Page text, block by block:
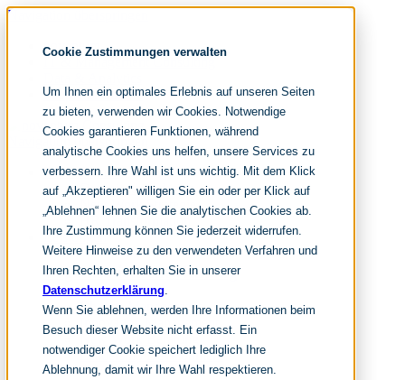
Cookie Zustimmungen verwalten
Um Ihnen ein optimales Erlebnis auf unseren Seiten
zu bieten, verwenden wir Cookies. Notwendige
Cookies garantieren Funktionen, während
analytische Cookies uns helfen, unsere Services zu
verbessern. Ihre Wahl ist uns wichtig. Mit dem Klick
auf „Akzeptieren" willigen Sie ein oder per Klick auf
„Ablehnen“ lehnen Sie die analytischen Cookies ab.
Ihre Zustimmung können Sie jederzeit widerrufen.
Weitere Hinweise zu den verwendeten Verfahren und
Ihren Rechten, erhalten Sie in unserer
Datenschutzerklärung.
Wenn Sie ablehnen, werden Ihre Informationen beim
Besuch dieser Website nicht erfasst. Ein
notwendiger Cookie speichert lediglich Ihre
Ablehnung, damit wir Ihre Wahl respektieren.
Navigation überspringen
noventum
IT & Management Consulting
People & Culture
Navigation überspringen
Fokusthemen
Organisationsdesign
New Work Strategie
Leistungen
Organisationsentwicklung
Change Management
Innovation Management
New Work Beratung
Leadership Development